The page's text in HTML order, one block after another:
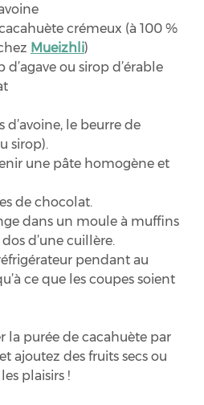
crémeux (à 100 %
Mueizhli)
ou sirop d’érable
le beurre de
sirop).
une pâte homogène et
de chocolat.
dans un moule à muffins
d’une cuillère.
pendant au
ce que les coupes soient
la purée de cacahuète par
ajoutez des fruits secs ou
plaisirs !